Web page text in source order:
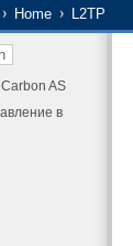
Home L2TP
AS
в